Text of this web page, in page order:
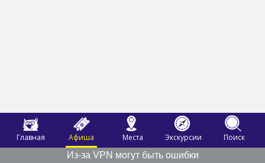
Главная Афиша Места Экскурсии
Поиск
Из-за VPN могут быть ошибки